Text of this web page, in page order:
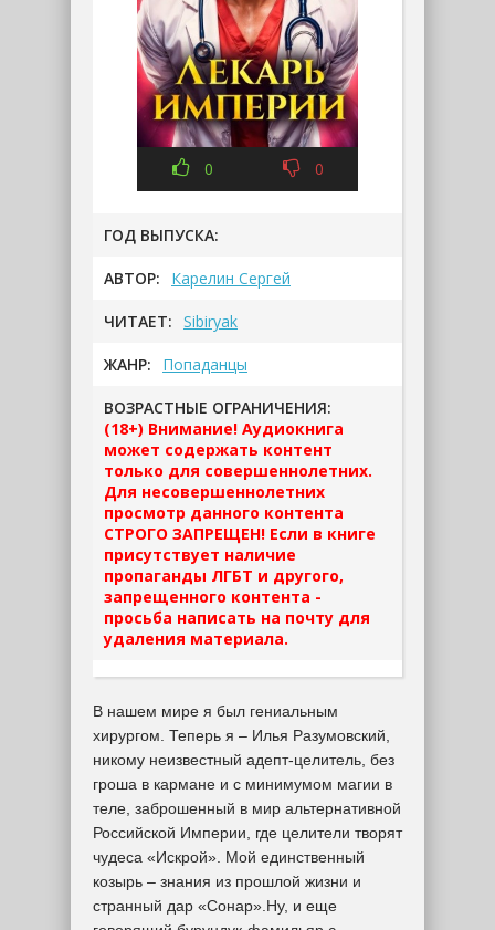
0 0
ГОД ВЫПУСКА:
АВТОР: Карелин Сергей
ЧИТАЕТ: Sibiryak
ЖАНР: Попаданцы
ВОЗРАСТНЫЕ ОГРАНИЧЕНИЯ:
(18+) Внимание! Аудиокнига
может содержать контент
только для совершеннолетних.
Для несовершеннолетних
просмотр данного контента
СТРОГО ЗАПРЕЩЕН! Если в книге
присутствует наличие
пропаганды ЛГБТ и другого,
запрещенного контента -
просьба написать на почту для
удаления материала.
В нашем мире я был гениальным
хирургом. Теперь я – Илья Разумовский,
никому неизвестный адепт-целитель, без
гроша в кармане и с минимумом магии в
теле, заброшенный в мир альтернативной
Российской Империи, где целители творят
чудеса «Искрой». Мой единственный
козырь – знания из прошлой жизни и
странный дар «Сонар».Ну, и еще